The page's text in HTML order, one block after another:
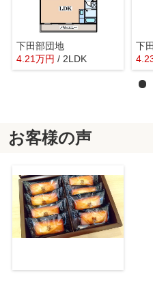
下田部団地
4.21万円 / 2LDK
下
お客様の声